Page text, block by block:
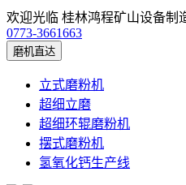
欢迎光临 桂林鸿程矿山设备制
0773-3661663
磨机直达
立式磨粉机
超细立磨
超细环辊磨粉机
摆式磨粉机
氢氧化钙生产线